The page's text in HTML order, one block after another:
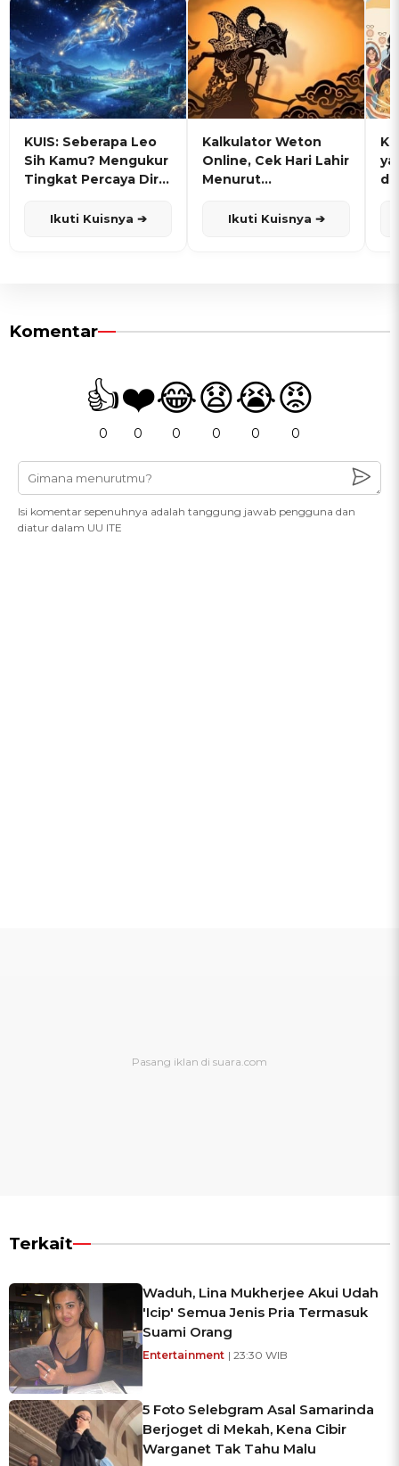
KUIS: Seberapa Leo
Sih Kamu? Mengukur
Tingkat Percaya Diri
Ikuti Kuisnya ➔
Kalkulator Weton
Online, Cek Hari Lahir
Menurut
Ikuti Kuisnya ➔
Komentar
👍
0
❤️
0
😂
0
😧
0
😭
0
😡
0
Isi komentar sepenuhnya adalah tanggung jawab pengguna dan
diatur dalam UU ITE
Terkait
Waduh, Lina Mukherjee Akui Udah
'Icip' Semua Jenis Pria Termasuk
Suami Orang
Entertainment | 23:30 WIB
5 Foto Selebgram Asal Samarinda
Berjoget di Mekah, Kena Cibir
Warganet Tak Tahu Malu